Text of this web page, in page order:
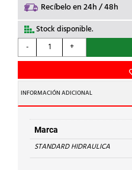
Recíbelo en 24h / 48h
Stock disponible.
-
STANDARD
HIDRAULICA
CURVA
45
M-
H
40
Cu
28
+
INFORMACIÓN ADICIONAL
Marca
STANDARD HIDRAULICA